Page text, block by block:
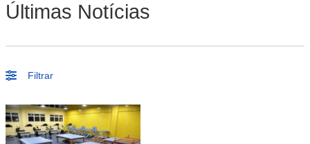
Últimas Notícias
Filtrar